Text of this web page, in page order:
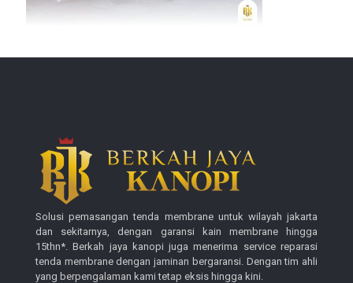
Solusi pemasangan tenda membrane untuk wilayah jakarta
dan sekitarnya, dengan garansi kain membrane hingga
15thn*. Berkah jaya kanopi juga menerima service reparasi
tenda membrane dengan jaminan bergaransi. Dengan tim ahli
yang berpengalaman kami tetap eksis hingga kini.